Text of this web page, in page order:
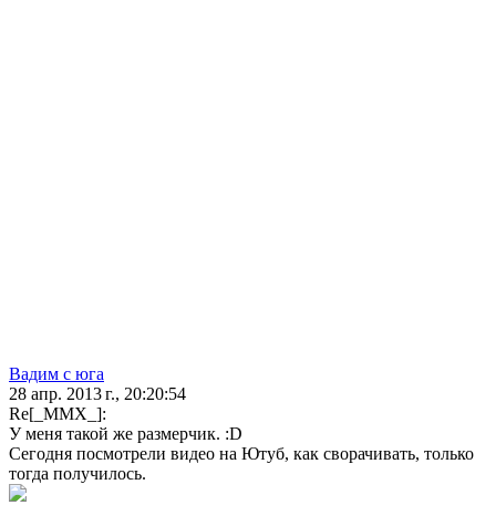
Вадим с юга
28 апр. 2013 г., 20:20:54
Re[_MMX_]:
У меня такой же размерчик. :D
Сегодня посмотрели видео на Ютуб, как сворачивать, только
тогда получилось.